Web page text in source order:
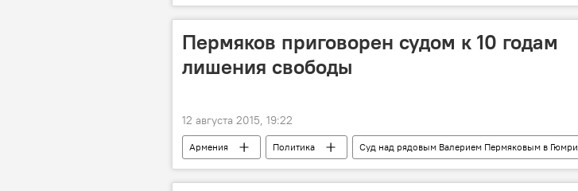
Приговор Пермякову. Как это было?
Пермяков приговорен судом к 10 годам
лишения свободы
12 августа 2015, 19:22
Армения Политика
Суд над рядовым Валерием Пермяковым в Гюмри
Приговор Пермякову. Как это было?